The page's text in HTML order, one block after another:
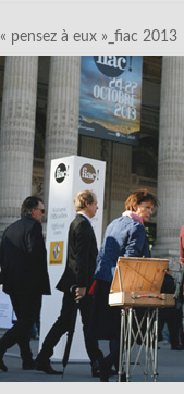
« pensez à eux »_fiac 2013